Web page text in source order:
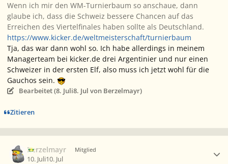
Wenn ich mir den WM-Turnierbaum so anschaue, dann
glaube ich, dass die Schweiz bessere Chancen auf das
Erreichen des Viertelfinales haben sollte als Deutschland.
https://www.kicker.de/weltmeisterschaft/turnierbaum
Tja, das war dann wohl so. Ich habe allerdings in meinem
Managerteam bei kicker.de drei Argentinier und nur einen
Schweizer in der ersten Elf, also muss ich jetzt wohl für die
Gauchos sein.
Bearbeitet (8. Juli8. Jul von Berzelmayr)
Zitieren
Berzelmayr Mitglied
10. Juli10. Jul